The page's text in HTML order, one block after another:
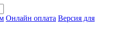
Онлайн оплата Версия для